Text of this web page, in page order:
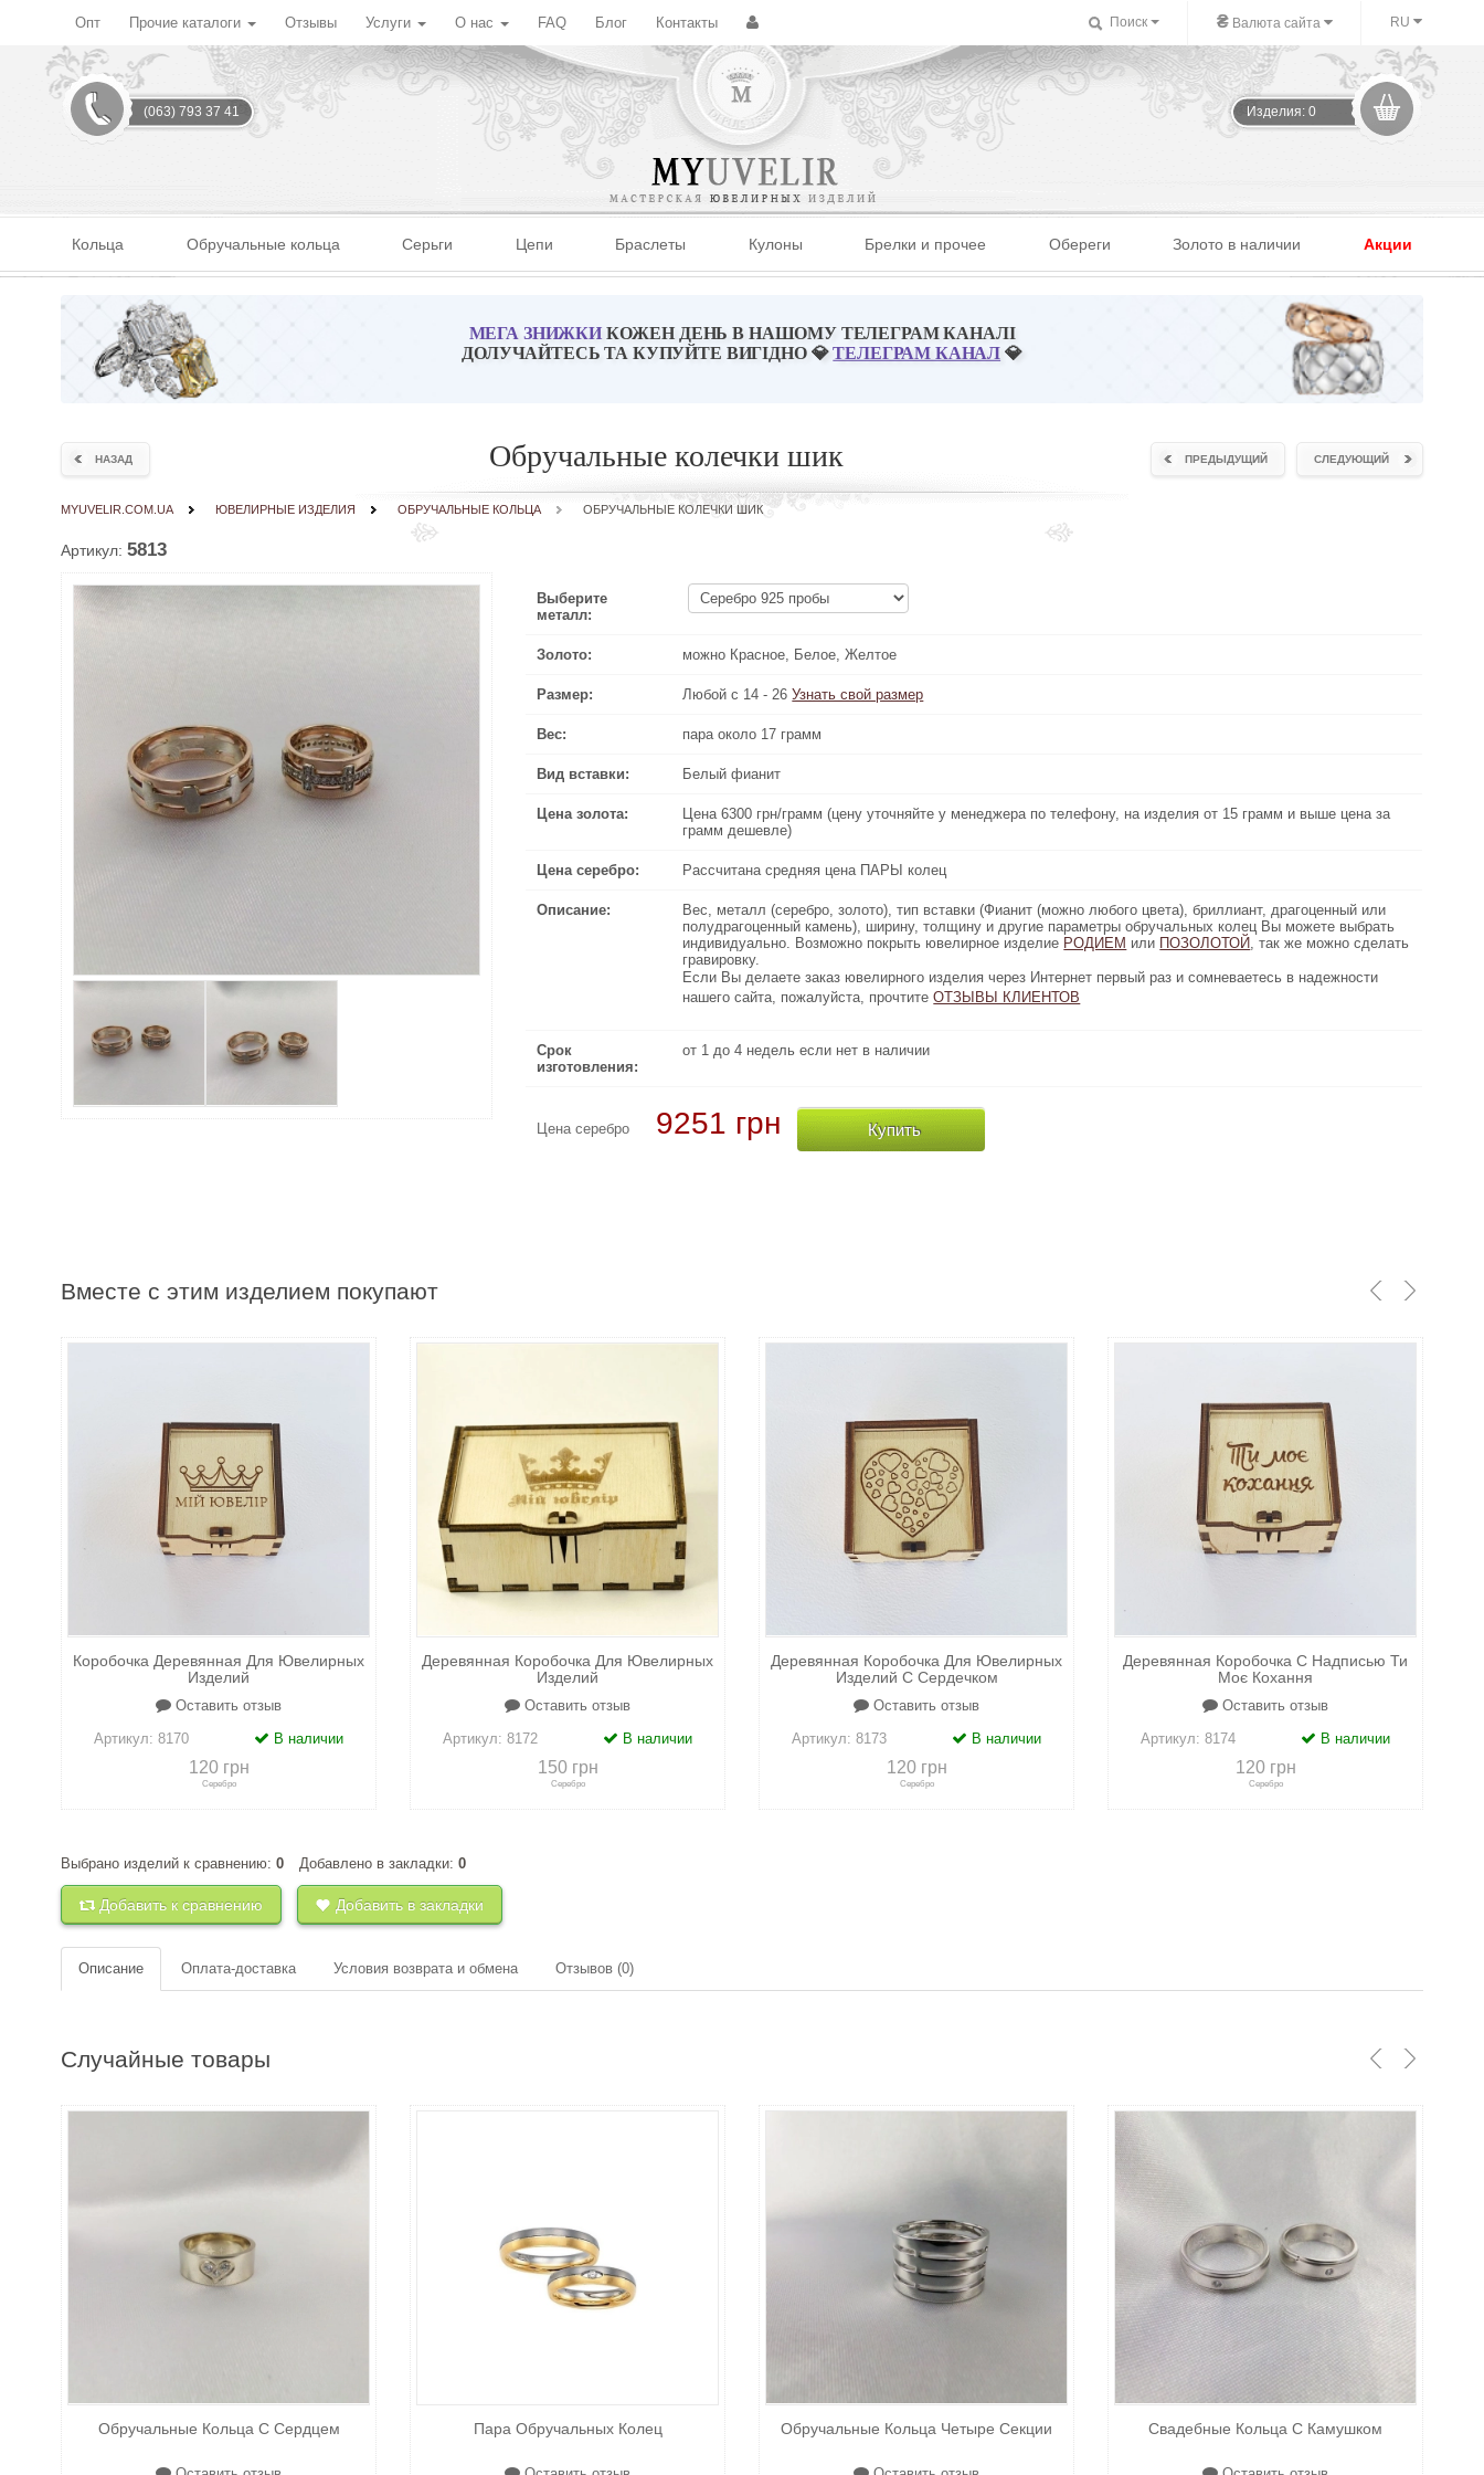
Опт Прочие каталоги Отзывы Услуги О нас FAQ Блог Контакты Поиск ₴ Валюта сайта RU
(063) 793 37 41 Изделия: 0
Кольца Обручальные кольца Серьги Цепи Браслеты Кулоны Брелки и прочее Обереги Золото в наличии Акции
МЕГА ЗНИЖКИКОЖЕН ДЕНЬ В НАШОМУ ТЕЛЕГРАМ КАНАЛІ
ДОЛУЧАЙТЕСЬ ТА КУПУЙТЕ ВИГІДНО 💎ТЕЛЕГРАМ КАНАЛ 💎
НАЗАД СЛЕДУЮЩИЙ
ПРЕДЫДУЩИЙ
Обручальные колечки шик
MYUVELIR.COM.UA ЮВЕЛИРНЫЕ ИЗДЕЛИЯ ОБРУЧАЛЬНЫЕ КОЛЬЦА ОБРУЧАЛЬНЫЕ КОЛЕЧКИ ШИК
Артикул: 5813
Выберите
металл:
Золото: можно Красное, Белое, Желтое
Размер: Любой с 14 - 26Узнать свой размер
Вес: пара около 17 грамм
Вид вставки: Белый фианит
Цена золота:
Цена 6300 грн/грамм (цену уточняйте у менеджера по телефону, на изделия от 15 грамм и выше цена за
грамм дешевле)
Цена серебро: Рассчитана средняя цена ПАРЫ колец
Описание:
Вес, металл (серебро, золото), тип вставки (Фианит (можно любого цвета), бриллиант, драгоценный или
полудрагоценный камень), ширину, толщину и другие параметры обручальных колец Вы можете выбрать
индивидуально. Возможно покрыть ювелирное изделие РОДИЕМ или ПОЗОЛОТОЙ, так же можно сделать
гравировку.
Если Вы делаете заказ ювелирного изделия через Интернет первый раз и сомневаетесь в надежности
нашего сайта, пожалуйста, прочтитеОТЗЫВЫ КЛИЕНТОВ
Срок
изготовления:
от 1 до 4 недель если нет в наличии
Цена серебро 9251 грн Купить
Цена золота:
Цена 6300 грн/грамм (цену уточняйте у менеджера по телефону, на изделия от 15 грамм и выше цена за
Описание:
Вес, металл (серебро, золото), тип вставки (Фианит (можно любого цвета), бриллиант, драгоценный или
полудрагоценный камень), ширину, толщину и другие параметры обручальных колец Вы можете выбрать
индивидуально. Возможно покрыть ювелирное изделие
РОДИЕМ
или
ПОЗОЛОТОЙ
, так же можно сделать
Если Вы делаете заказ ювелирного изделия через Интернет первый раз и сомневаетесь в надежности
нашего сайта, пожалуйста, прочтите
ОТЗЫВЫ КЛИЕНТОВ
Вместе с этим изделием покупают
Коробочка Деревянная Для Ювелирных
Изделий
Оставить отзыв
Артикул:8170 В наличии
120 грн
Серебро
+к сравнению +в закладки
Деревянная Коробочка Для Ювелирных
Изделий
Оставить отзыв
Артикул:8172 В наличии
150 грн
Серебро
Деревянная Коробочка Для Ювелирных
Изделий С Сердечком
Оставить отзыв
Артикул:8173 В наличии
120 грн
Серебро
Деревянная Коробочка С Надписью Ти
Моє Кохання
Оставить отзыв
Артикул:8174 В наличии
120 грн
Серебро
Выбрано изделий к сравнению: 0 Добавлено в закладки: 0
Добавить к сравнению Добавить в закладки
Описание Оплата-доставка Условия возврата и обмена Отзывов (0)
Случайные товары
Обручальные Кольца С Сердцем Пара Обручальных Колец Обручальные Кольца Четыре Секции Свадебные Кольца С Камушком